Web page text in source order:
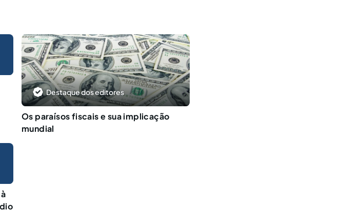
Destaque dos editores
Os paraísos fiscais e sua implicação
mundial